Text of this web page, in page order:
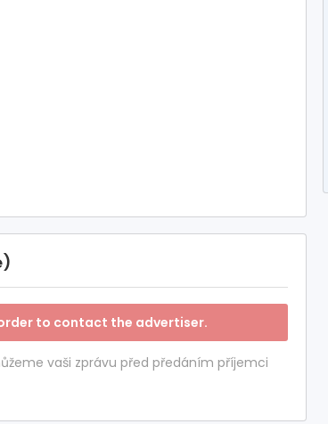
to contact the advertiser.
vaši zprávu před předáním příjemci